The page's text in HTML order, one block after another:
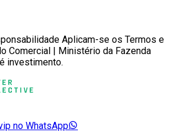
Aplicam-se os Termos e
Comercial | Ministério da Fazenda
investimento.
no WhatsApp